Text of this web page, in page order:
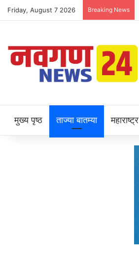
Friday, August 7 2026 Breaking News
मुख्य पृष्ठ ताज्या बातम्या महाराष्ट्र